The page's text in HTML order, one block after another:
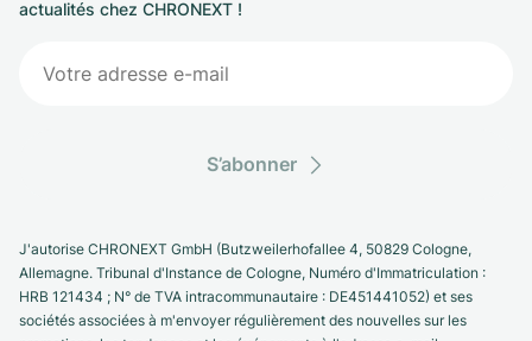
actualités chez CHRONEXT !
S’abonner
J'autorise CHRONEXT GmbH (Butzweilerhofallee 4, 50829 Cologne,
Allemagne. Tribunal d'Instance de Cologne, Numéro d'Immatriculation :
HRB 121434 ; N° de TVA intracommunautaire : DE451441052) et ses
sociétés associées à m'envoyer régulièrement des nouvelles sur les